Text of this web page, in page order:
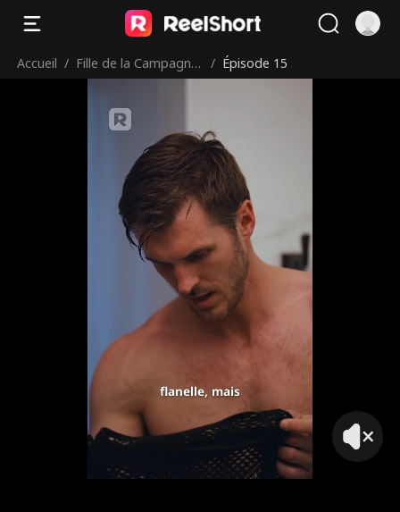
Accueil / Fille de la Campagne
/ Épisode 15
flanelle, mais